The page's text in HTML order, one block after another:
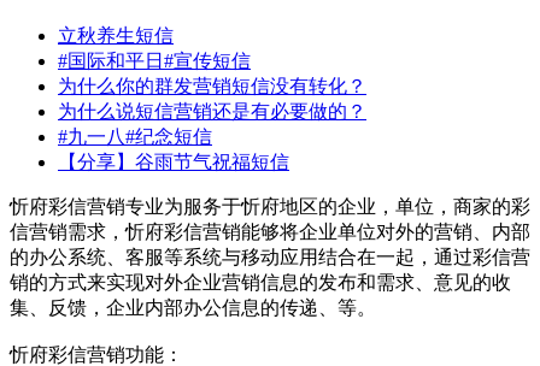
立秋养生短信
#国际和平日#宣传短信
为什么你的群发营销短信没有转化？
为什么说短信营销还是有必要做的？
#九一八#纪念短信
【分享】谷雨节气祝福短信
忻府彩信营销专业为服务于忻府地区的企业，单位，商家的彩
信营销需求，忻府彩信营销能够将企业单位对外的营销、内部
的办公系统、客服等系统与移动应用结合在一起，通过彩信营
销的方式来实现对外企业营销信息的发布和需求、意见的收
集、反馈，企业内部办公信息的传递、等。
忻府彩信营销功能：